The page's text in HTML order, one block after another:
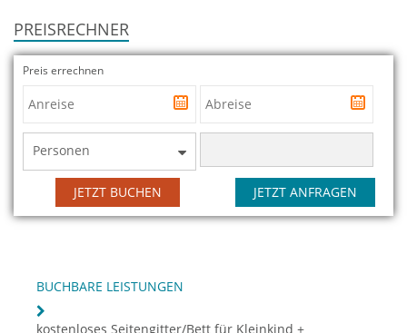
PREISRECHNER
Preis errechnen
Personen
JETZT ANFRAGEN
JETZT BUCHEN
BUCHBARE LEISTUNGEN
kostenloses Seitengitter/Bett für Kleinkind +